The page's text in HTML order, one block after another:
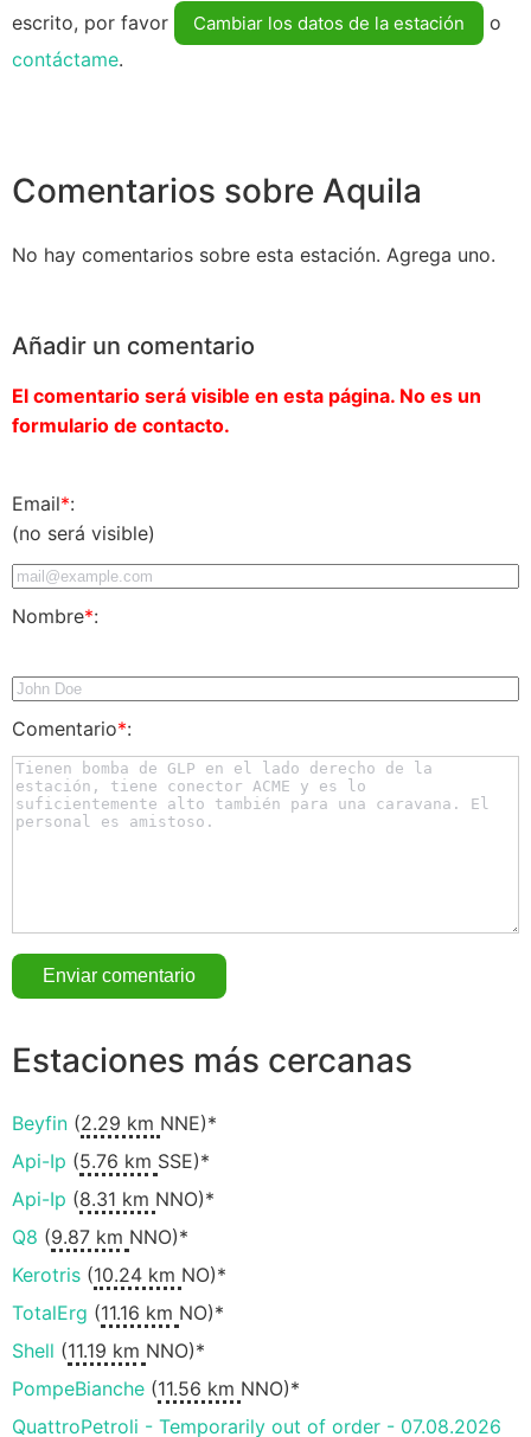
escrito, por favor Cambiar los datos de la estación
o
contáctame.
Comentarios sobre Aquila
No hay comentarios sobre esta estación. Agrega uno.
Añadir un comentario
El comentario será visible en esta página. No es un
formulario de contacto.
Email*:
(no será visible)
Nombre*:
Comentario*:
Estaciones más cercanas
Beyfin (2.29 km NNE)*
Api-Ip (5.76 km SSE)*
Api-Ip (8.31 km NNO)*
Q8 (9.87 km NNO)*
Kerotris (10.24 km NO)*
TotalErg (11.16 km NO)*
Shell (11.19 km NNO)*
PompeBianche (11.56 km NNO)*
QuattroPetroli - Temporarily out of order - 07.08.2026